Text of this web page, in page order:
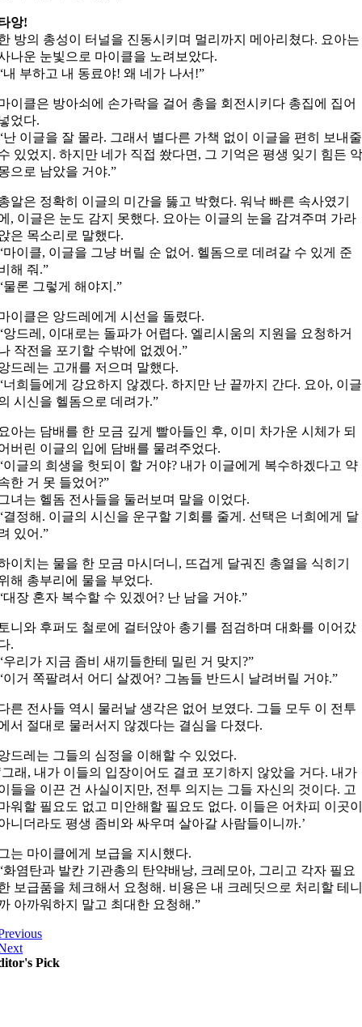
앙!
방의 총성이 터널을 진동시키며 멀리까지 메아리쳤다. 요아는
나운 눈빛으로 마이클을 노려보았다.
내 부하고 내 동료야! 왜 네가 나서!”
이클은 방아쇠에 손가락을 걸어 총을 회전시키다 총집에 집어
었다.
난 이글을 잘 몰라. 그래서 별다른 가책 없이 이글을 편히 보내줄
있었지. 하지만 네가 직접 쐈다면, 그 기억은 평생 잊기 힘든
으로 남았을 거야.”
알은 정확히 이글의 미간을 뚫고 박혔다. 워낙 빠른 속사였기
, 이글은 눈도 감지 못했다. 요아는 이글의 눈을 감겨주며 가라
은 목소리로 말했다.
마이클, 이글을 그냥 버릴 순 없어. 헬돔으로 데려갈 수 있게 준
해 줘.”
물론 그렇게 해야지.”
이클은 앙드레에게 시선을 돌렸다.
앙드레, 이대로는 돌파가 어렵다. 엘리시움의 지원을 요청하거
작전을 포기할 수밖에 없겠어.”
드레는 고개를 저으며 말했다.
너희들에게 강요하지 않겠다. 하지만 난 끝까지 간다. 요아, 이글
시신을 헬돔으로 데려가.”
아는 담배를 한 모금 깊게 빨아들인 후, 이미 차가운 시체가 되
버린 이글의 입에 담배를 물려주었다.
이글의 희생을 헛되이 할 거야? 내가 이글에게 복수하겠다고 약
한 거 못 들었어?”
녀는 헬돔 전사들을 둘러보며 말을 이었다.
결정해. 이글의 시신을 운구할 기회를 줄게. 선택은 너희에게 달
있어.”
이치는 물을 한 모금 마시더니, 뜨겁게 달궈진 총열을 식히기
해 총부리에 물을 부었다.
대장 혼자 복수할 수 있겠어? 난 남을 거야.”
니와 후퍼도 철로에 걸터앉아 총기를 점검하며 대화를 이어갔
.
우리가 지금 좀비 새끼들한테 밀린 거 맞지?”
이거 쪽팔려서 어디 살겠어? 그놈들 반드시 날려버릴 거야.”
른 전사들 역시 물러날 생각은 없어 보였다. 그들 모두 이 전투
서 절대로 물러서지 않겠다는 결심을 다졌다.
드레는 그들의 심정을 이해할 수 있었다.
그래, 내가 이들의 입장이어도 결코 포기하지 않았을 거다. 내가
들을 이끈 건 사실이지만, 전투 의지는 그들 자신의 것이다. 고
워할 필요도 없고 미안해할 필요도 없다. 이들은 어차피 이곳
니더라도 평생 좀비와 싸우며 살아갈 사람들이니까.’
는 마이클에게 보급을 지시했다.
화염탄과 발칸 기관총의 탄약배낭, 크레모아, 그리고 각자 필요
보급품을 체크해서 요청해. 비용은 내 크레딧으로 처리할 테
아까워하지 말고 최대한 요청해.”
Pick